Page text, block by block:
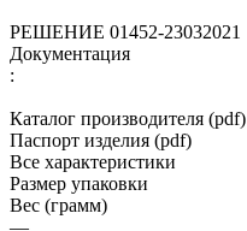
РЕШЕНИЕ 01452-23032021
Документация
:
Каталог производителя (pdf)
Паспорт изделия (pdf)
Все характеристики
Размер упаковки
Вес (грамм)
—